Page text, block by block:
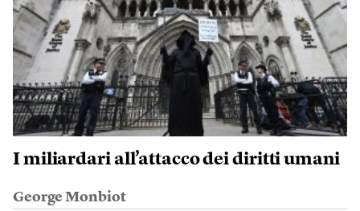
I miliardari all’attacco dei diritti umani
George Monbiot